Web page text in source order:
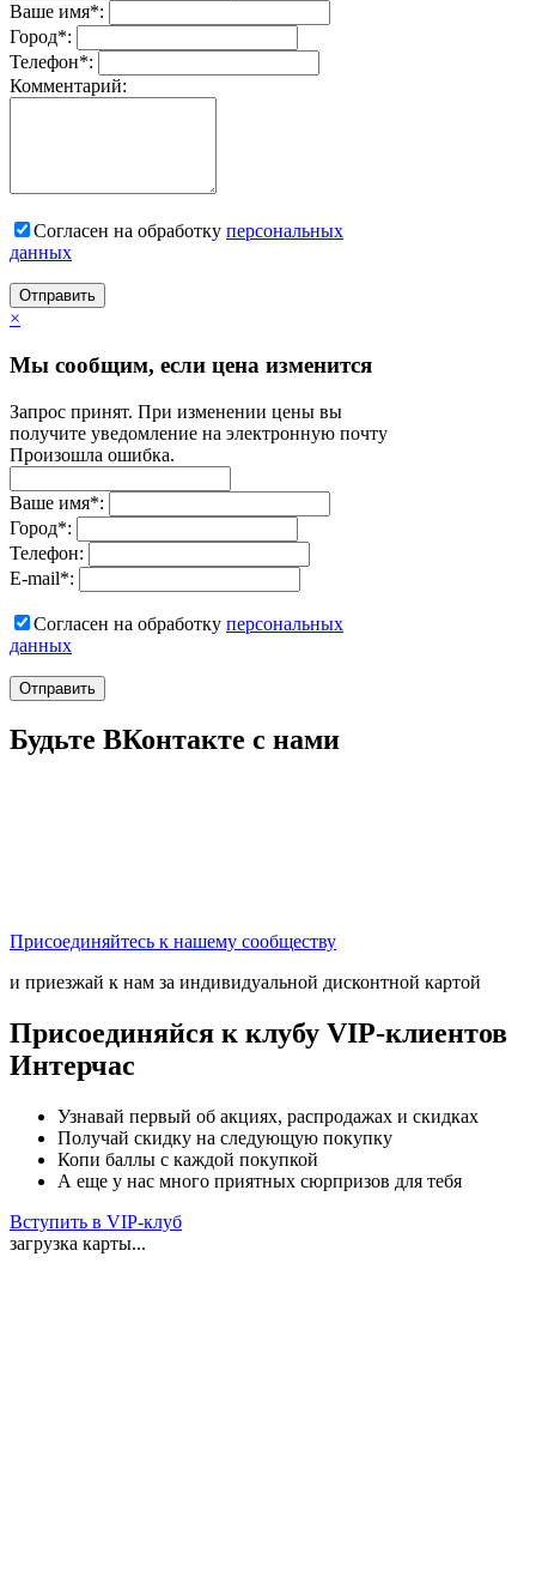
Ваше имя*:
Город*:
Телефон*:
Комментарий:
Согласен на обработку персональныx
данных
Отправить
×
Мы сообщим, если цена изменится
Запрос принят. При изменении цены вы
получите уведомление на электронную почту
Произошла ошибка.
Ваше имя*:
Город*:
Телефон:
E-mail*:
Согласен на обработку персональныx
данных
Отправить
Будьте ВКонтакте с нами
Присоединяйтесь к нашему сообществу
и приезжай к нам за индивидуальной дисконтной картой
Присоединяйся к клубу VIP-клиентов
Интерчас
Узнавай первый об акциях, распродажах и скидках
Получай скидку на следующую покупку
Копи баллы с каждой покупкой
А еще у нас много приятных сюрпризов для тебя
Вступить в VIP-клуб
загрузка карты...